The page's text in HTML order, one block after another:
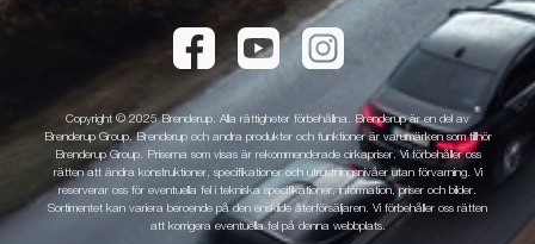
Copyright © 2025 Brenderup. Alla rättigheter förbehållna. Brenderup är en del av
Brenderup Group. Brenderup och andra produkter och funktioner är varumärken som tillhör
Brenderup Group. Priserna som visas är rekommenderade cirkapriser. Vi förbehåller oss
rätten att ändra konstruktioner, specifikationer och utrustningsnivåer utan förvarning. Vi
reserverar oss för eventuella fel i tekniska specifikationer, information, priser och bilder.
Sortimentet kan variera beroende på den enskilde återförsäljaren. Vi förbehåller oss rätten
att korrigera eventuella fel på denna webbplats.